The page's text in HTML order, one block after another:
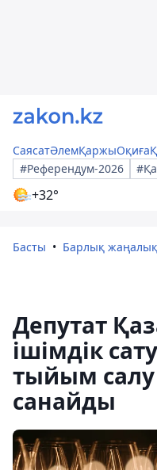
СаясатӘлемҚаржыОқиға
#Референдум-2026
+32°
Басты Барлық
Депутат
ішімдік
тыйым
санайды